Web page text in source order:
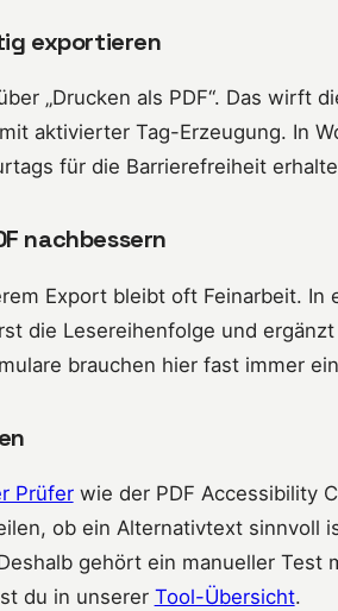
exportieren
„Drucken als PDF“. Das wirft
aktivierter Tag-Erzeugung. In
für die Barrierefreiheit
nachbessern
Export bleibt oft Feinarbeit.
die Lesereihenfolge und
brauchen hier fast immer
Prüferwie der PDF Accessibility
ob ein Alternativtext sinnvoll
gehört ein manueller Test
du in unserer Tool-Übersicht.